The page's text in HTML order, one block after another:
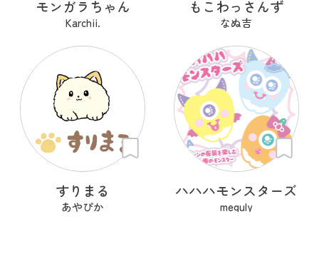
モンガラちゃん
Karchii.
もこわっさんず
なぬ吉
すりまる
あやぴか
ハハハモンスターズ
meguly